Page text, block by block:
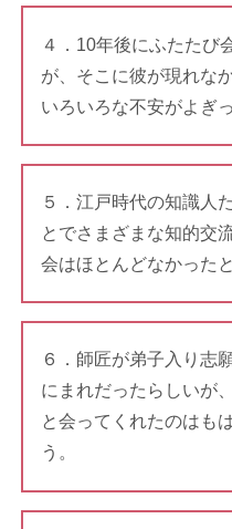
４．10年後にふたたび
が、そこに彼が現れな
いろいろな不安がよぎ
５．江戸時代の知識人
とでさまざまな知的交
会はほとんどなかったと
６．師匠が弟子入り志
にまれだったらしいが
と会ってくれたのはも
う。